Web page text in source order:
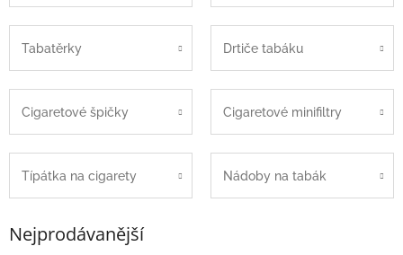
Tabatěrky Drtiče tabáku
Cigaretové špičky Cigaretové minifiltry
Típátka na cigarety Nádoby na tabák
Nejprodávanější